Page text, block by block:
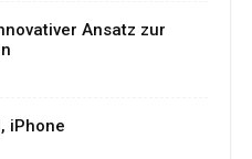
Ansatz zur
iPhone